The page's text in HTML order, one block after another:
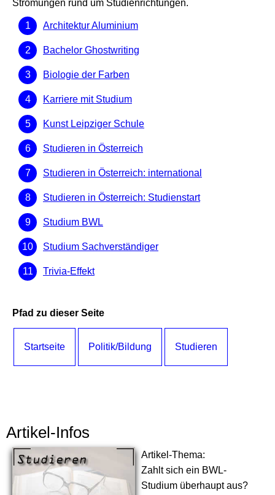
Strömungen rund um Studienrichtungen.
Architektur Aluminium
Bachelor Ghostwriting
Biologie der Farben
Karriere mit Studium
Kunst Leipziger Schule
Studieren in Österreich
Studieren in Österreich: international
Studieren in Österreich: Studienstart
Studium BWL
Studium Sachverständiger
Trivia-Effekt
Pfad zu dieser Seite
Startseite Politik/Bildung Studieren
Artikel-Infos
Artikel-Thema:
Zahlt sich ein BWL-
Studium überhaupt aus?